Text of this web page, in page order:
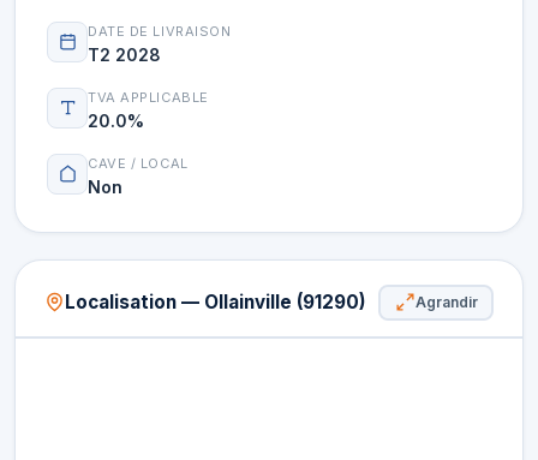
DATE DE LIVRAISON
T2 2028
TVA APPLICABLE
20.0%
CAVE / LOCAL
Non
Localisation — Ollainville (91290) Agrandir